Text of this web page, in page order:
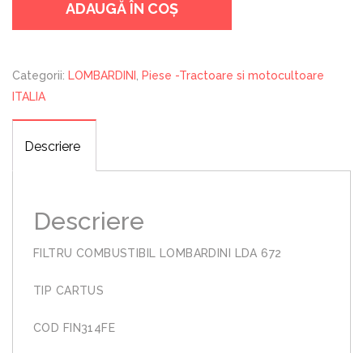
LOMBARDINI
LDA
MODEL
CARTUS
ADAUGĂ ÎN COȘ
Categorii: LOMBARDINI
Piese -Tractoare si motocultoare
ITALIA
Descriere
Descriere
FILTRU COMBUSTIBIL LOMBARDINI LDA 672
TIP CARTUS
COD FIN314FE